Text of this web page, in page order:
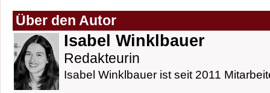
Über den Autor
Isabel Winklbauer
Redakteurin
Isabel Winklbauer ist seit 2011